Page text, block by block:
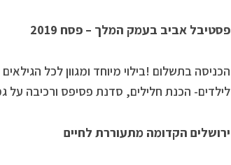
פסטיבל אביב בעמק המלך – פסח 2019
הכניסה בתשלום !בילוי מיוחד ומגוון לכל
לילדים- הכנת חלילים, סדנת פסיפס ורכיבה על
ירושלים הקדומה מתעוררת לחיים